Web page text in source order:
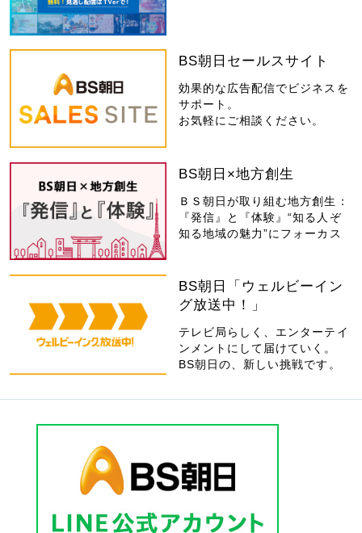
BS朝日セールスサイト
効果的な広告配信でビジネスを
サポート。
お気軽にご相談ください。
BS朝日×地方創生
ＢＳ朝日が取り組む地方創生：
『発信』と『体験』“知る人ぞ
知る地域の魅力”にフォーカス
BS朝日「ウェルビーイン
グ放送中！」
テレビ局らしく、エンターテイ
ンメントにして届けていく。
BS朝日の、新しい挑戦です。